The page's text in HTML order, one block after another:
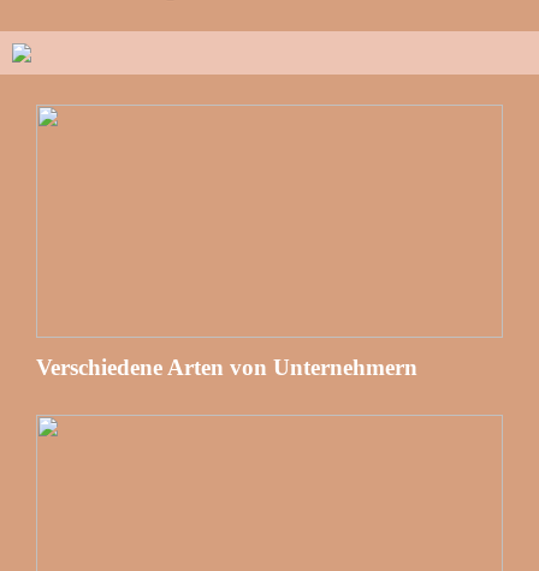
Verschiedene Arten von Unternehmern